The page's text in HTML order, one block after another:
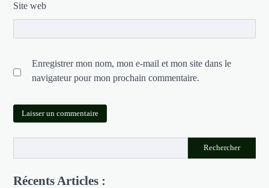
Site web
Enregistrer mon nom, mon e-mail et mon site dans le
navigateur pour mon prochain commentaire.
Rechercher
Récents Articles :